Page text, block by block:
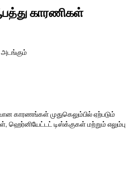
காரணிகள்
அடங்கும்
காரணங்கள் முதுகெலும்பில் ஏற்படும்
டிஸ்க்குகள் மற்றும் எலும்பு